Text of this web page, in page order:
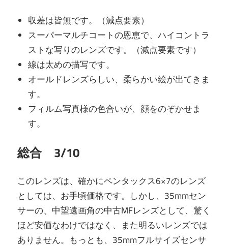
収差は皆無です。（減点要素）
スーパーマルチコートの恩恵で、ハイコントラ
ストな写りのレンズです。（減点要素です）
線は太めの描写です。
オールドレンズらしい、柔らかい絵が出てきま
す。
フィルム写真様の色合いが、顔をのぞかせま
す。
総合 3/10
このレンズは、確かにペンタックス6×7のレンズ
としては、お手頃価格です。しかし、35mmセン
サーの、中望遠画角の中古MFレンズとして、驚く
ほど安価なわけではなく、また明るいレンズでは
ありません。もっとも、35mmフルサイズセンサ